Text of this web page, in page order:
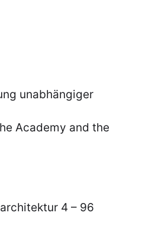
unabhängiger
Academy and the
4 – 96